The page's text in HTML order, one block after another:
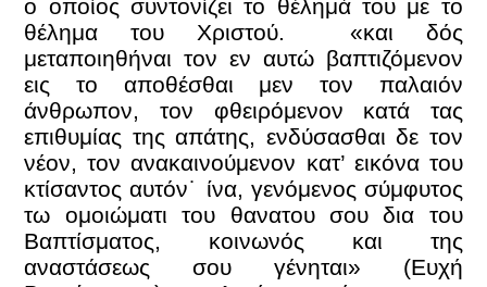
ο οποίος συντονίζει το θέλημά του με το
θέλημα του Χριστού. «και δός
μεταποιηθήναι τον εν αυτώ βαπτιζόμενον
εις το αποθέσθαι μεν τον παλαιόν
άνθρωπον, τον φθειρόμενον κατά τας
επιθυμίας της απάτης, ενδύσασθαι δε τον
νέον, τον ανακαινούμενον κατ’ εικόνα του
κτίσαντος αυτόν˙ ίνα, γενόμενος σύμφυτος
τω ομοιώματι του θανατου σου δια του
Βαπτίσματος, κοινωνός και της
αναστάσεως σου γένηται» (Ευχή